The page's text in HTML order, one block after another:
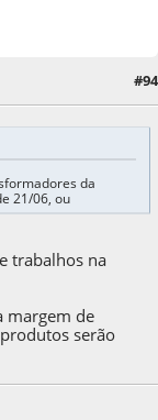
#94
da
21/06, ou
trabalhos na
margem de
serão